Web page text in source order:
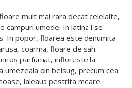
mult mai rara decat celelalte,
campuri umede. In latina i se
In popor, floarea este denumita
coarma, floare de sah.
parfumat, infloreste la
umezeala din belsug, precum cea
laleaua pestrita moare.